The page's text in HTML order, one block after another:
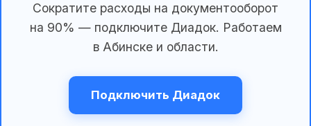
Сократите расходы на документооборот
на 90% — подключите Диадок. Работаем
в Абинске и области.
Подключить Диадок